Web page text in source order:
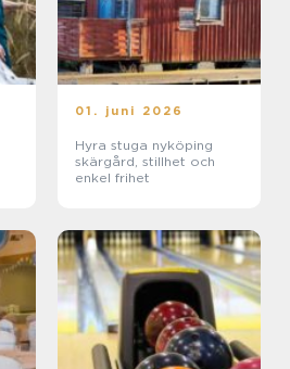
01. juni 2026
Hyra stuga nyköping
skärgård, stillhet och
enkel frihet